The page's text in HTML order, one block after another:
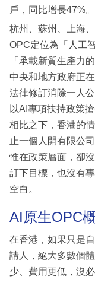
戶，同比增長47%。
杭州、蘇州、上海
OPC定位為「人工
「承載新質生產力
中央和地方政府正
法律修訂消除一人
以AI專項扶持政策搶
相比之下，香港的
止一個人開有限公
惟在政策層面，卻
訂下目標，也沒有
空白。
AI原生OPC
在香港，如果只是
請人，絕大多數個
少、費用更低，沒